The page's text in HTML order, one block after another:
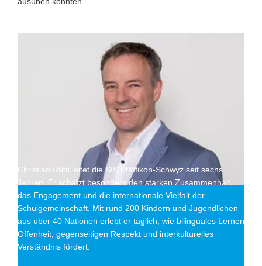
Christian Rütti leitet die SIS Pfäffikon-Schwyz seit sechs
Jahren. Er schätzt besonders den starken Zusammenhalt,
das Engagement und die internationale Vielfalt der
Schulgemeinschaft. Mit rund 200 Kindern und Jugendlichen
aus über 40 Nationen erlebt er täglich, wie bilinguales Lernen
Offenheit, gegenseitigen Respekt und interkulturelles
Verständnis fördert.